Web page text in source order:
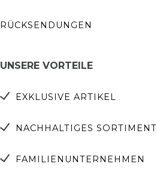
RÜCKSENDUNGEN
UNSERE VORTEILE
EXKLUSIVE ARTIKEL
NACHHALTIGES SORTIMENT
FAMILIENUNTERNEHMEN